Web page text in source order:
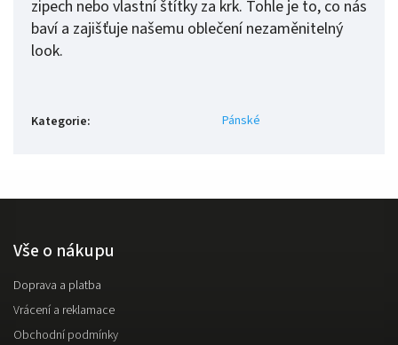
zipech nebo vlastní štítky za krk. Tohle je to, co nás
baví a zajišťuje našemu oblečení nezaměnitelný
look.
Kategorie: Pánské
Vše o nákupu
Doprava a platba
Vrácení a reklamace
Obchodní podmínky